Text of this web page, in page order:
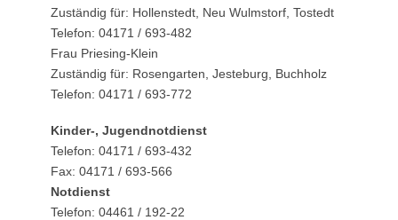
Zuständig für: Hollenstedt, Neu Wulmstorf, Tostedt
Telefon: 04171 / 693-482
Frau Priesing-Klein
Zuständig für: Rosengarten, Jesteburg, Buchholz
Telefon: 04171 / 693-772
Kinder-, Jugendnotdienst
Telefon: 04171 / 693-432
Fax: 04171 / 693-566
Notdienst
Telefon: 04461 / 192-22